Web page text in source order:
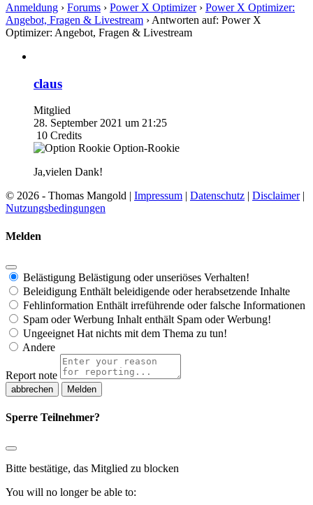
Anmeldung › Forums › Power X Optimizer › Power X Optimizer:
Angebot, Fragen & Livestream › Antworten auf: Power X
Optimizer: Angebot, Fragen & Livestream
claus
Mitglied
28. September 2021 um 21:25
10 Credits
Option-Rookie
Ja,vielen Dank!
© 2026 - Thomas Mangold | Impressum | Datenschutz | Disclaimer|
Nutzungsbedingungen
Melden
Belästigung Belästigung oder unseriöses Verhalten!
Beleidigung Enthält beleidigende oder herabsetzende Inhalte
Fehlinformation Enthält irreführende oder falsche Informationen
Spam oder Werbung Inhalt enthält Spam oder Werbung!
Ungeeignet Hat nichts mit dem Thema zu tun!
Andere
Report note
Melden
Sperre Teilnehmer?
Bitte bestätige, das Mitglied zu blocken
You will no longer be able to: